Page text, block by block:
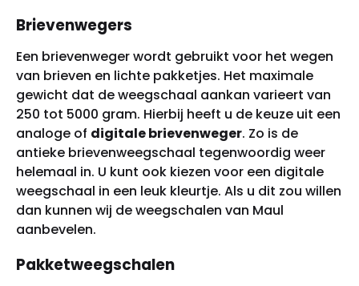
Brievenwegers
Een brievenweger wordt gebruikt voor het wegen
van brieven en lichte pakketjes. Het maximale
gewicht dat de weegschaal aankan varieert van
250 tot 5000 gram. Hierbij heeft u de keuze uit een
analoge of digitale brievenweger. Zo is de
antieke brievenweegschaal tegenwoordig weer
helemaal in. U kunt ook kiezen voor een digitale
weegschaal in een leuk kleurtje. Als u dit zou willen
dan kunnen wij de weegschalen van Maul
aanbevelen.
Pakketweegschalen